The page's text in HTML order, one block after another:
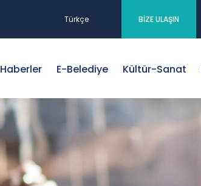
Türkçe BİZE ULAŞIN
Haberler E-Belediye Kültür-Sanat